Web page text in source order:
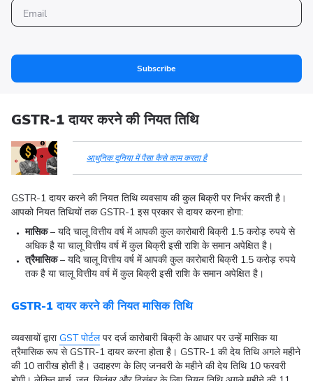
Subscribe
GSTR-1 दायर करने की नियत तिथि
आधुनिक दुनिया में पैसा कैसे काम करता है
GSTR-1 दायर करने की नियत तिथि व्यवसाय की कुल बिक्री पर निर्भर करती है।
आपको नियत तिथियों तक GSTR-1 इस प्रकार से दायर करना होगा:
मासिक– यदि चालू वित्तीय वर्ष में आपकी कुल कारोबारी बिक्री 1.5 करोड़ रुपये से
अधिक है या चालू वित्तीय वर्ष में कुल बिक्री इसी राशि के समान अपेक्षित है।
त्रैमासिक– यदि चालू वित्तीय वर्ष में आपकी कुल कारोबारी बिक्री 1.5 करोड़ रुपये
तक है या चालू वित्तीय वर्ष में कुल बिक्री इसी राशि के समान अपेक्षित है।
GSTR-1 दायर करने की नियत मासिक तिथि
व्यवसायों द्वाराGST पोर्टलपर दर्ज कारोबारी बिक्री के आधार पर उन्हें मासिक या
त्रैमासिक रूप से GSTR-1 दायर करना होता है। GSTR-1 की देय तिथि अगले महीने
की 10 तारीख होती है। उदाहरण के लिए जनवरी के महीने की देय तिथि 10 फरवरी